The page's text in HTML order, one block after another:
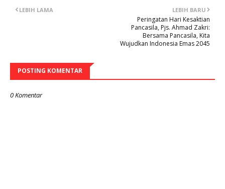
LEBIH BARU
Peringatan Hari Kesaktian
Pancasila, Pjs. Ahmad Zakri:
Bersama Pancasila, Kita
Wujudkan Indonesia Emas 2045
LEBIH LAMA
POSTING KOMENTAR
0 Komentar